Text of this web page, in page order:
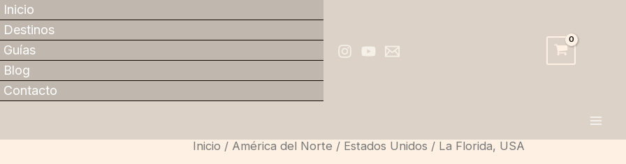
Inicio
Destinos
Guías
Blog
Contacto
Inicio / América del Norte / Estados Unidos / La Florida, USA
La